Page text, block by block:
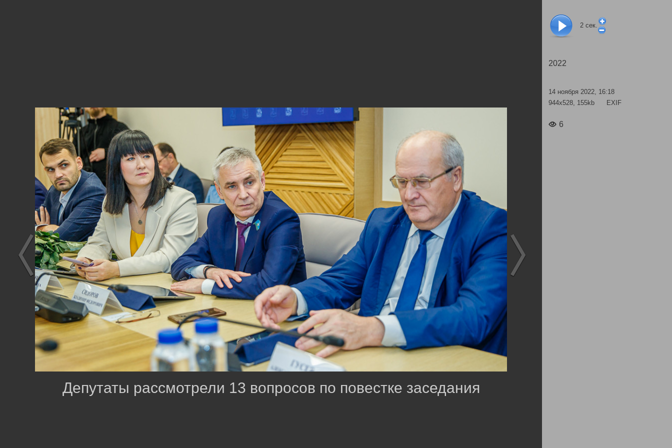
2 сек.
2022
14 ноября 2022, 16:18
944x528, 155kb
EXIF
6
Депутаты рассмотрели 13 вопросов по повестке заседания